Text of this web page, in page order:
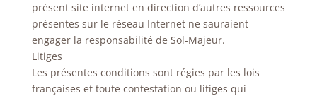
présent site internet en direction d’autres ressources
présentes sur le réseau Internet ne sauraient
engager la responsabilité de Sol-Majeur.
Litiges
Les présentes conditions sont régies par les lois
françaises et toute contestation ou litiges qui